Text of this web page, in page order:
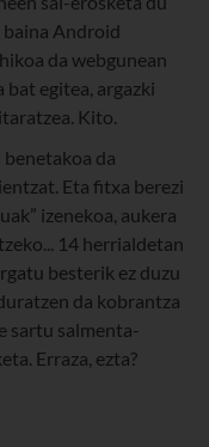
baina Android
da webgunean
egitea, argazki
Kito.
da
Eta fitxa berezi
izenekoa, aukera
14 herrialdetan
besterik ez duzu
da kobrantza
sartu salmenta-
Erraza, ezta?